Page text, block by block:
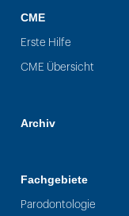
CME
Erste Hilfe
CME Übersicht
Archiv
Fachgebiete
Parodontologie